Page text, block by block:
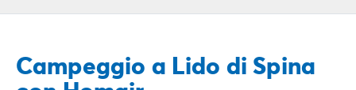
Campeggio Toscana
Campeggio Firenze
Campeggio a Lido di Spina